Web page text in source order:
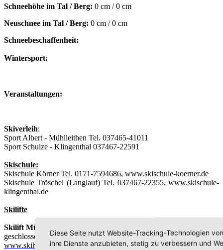
Schneehöhe im Tal / Berg: 0 cm / 0 cm
Neuschnee im Tal / Berg: 0 cm / 0 cm
Schneebeschaffenheit:
Wintersport:
Veranstaltungen:
Skiverleih:
Sport Albert - Mühlleithen Tel. 037465-41011
Sport Schulze - Klingenthal 037467-22591
Skischule:
Skischule Körner Tel. 0171-7594686, www.skischule-koerner.de
Skischule Tröschel (Langlauf) Tel. 037467-22355, www.skischule-
klingenthal.de
Skilifte
Skilift Mühlleithen:
geschlossen
www.skihang-muehlleithen.de
Diese Seite nutzt Website-Tracking-Technologien
ihre Dienste anzubieten, stetig zu verbessern und